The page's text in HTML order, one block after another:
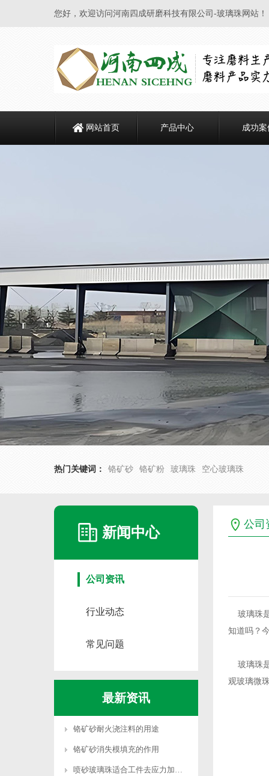
您好，欢迎访问河南四成研磨科技有限公司-玻璃珠网站！
网站首页 产品中心 成功案
热门关键词： 铬矿砂 铬矿粉 玻璃珠 空心玻璃珠
新闻中心
公司资讯
行业动态
常见问题
最新资讯
铬矿砂耐火浇注料的用途
铬矿砂消失模填充的作用
喷砂玻璃珠适合工件去应力加工吗
公司
玻璃珠
知道吗？
玻璃珠是
观玻璃微